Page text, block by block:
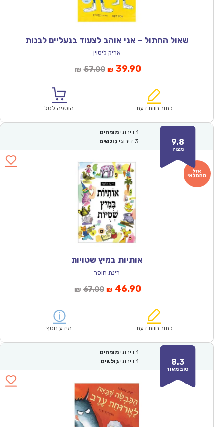
שאול החתול – אני אוהב לצעוד בנעליים לבנות
אריק ליטוין
₪ 57.00המחיר
₪57.00.
₪ 39.90המחיר
הוא:
כתוב חוות דעת הוספה לסל
9.8
מצוין
1 דירוגי מומחים
3 דירוגי גולשים
אותיות במיץ שטויות
רינת הופר
₪ 67.00המחיר
₪67.00.
₪ 46.90המחיר
הוא:
כתוב חוות דעת מידע נוסף
8.3
טוב מאוד
1 דירוגי מומחים
1 דירוגי גולשים